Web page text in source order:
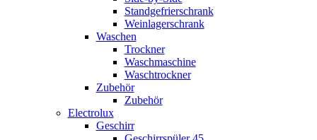
Standgefrierschrank
Weinlagerschrank
Waschen
Trockner
Waschmaschine
Waschtrockner
Zubehör
Zubehör
Electrolux
Geschirr